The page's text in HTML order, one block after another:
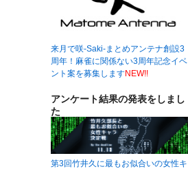
来月で咲-Saki-まとめアンテナ創設3
周年！麻雀に関係ない3周年記念イベ
ント案を募集しますNEW!!
アンケート結果の発表をしまし
た
第3回竹井久に最もお似合いの女性キ